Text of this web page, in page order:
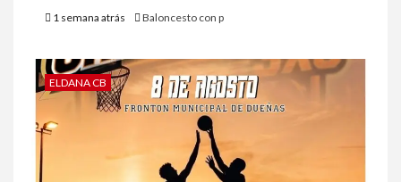
1 semana atrás Baloncesto con p
ELDANA CB